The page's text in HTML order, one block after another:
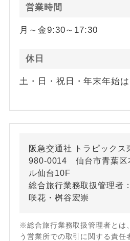
営業時間
月～金9:30～17:30
休日
土・日・祝日・年末年始
阪急交通社 トラピックス
980-0014 仙台市青葉区
ル仙台10F
総合旅行業務取扱管理者
咲花・桝谷宏崇
※総合旅行業務取扱管理者とは
う営業所での取引に関する責任